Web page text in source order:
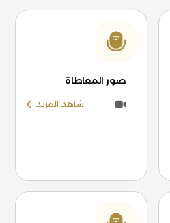
صور المعاطاة
شاهد المزيد